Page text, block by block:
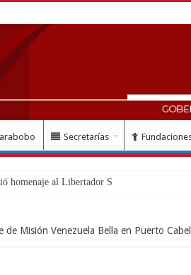
Secretarías
homenaje al Libertador Simón Bolívar rec
Misión Venezuela Bella en Puerto